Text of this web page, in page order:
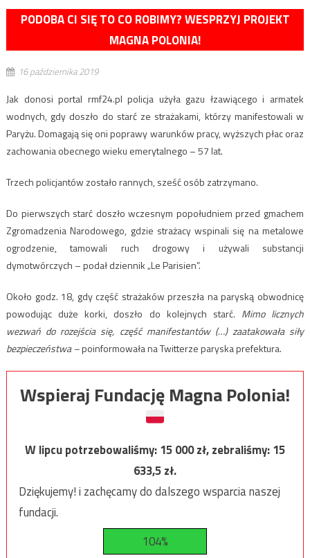
PODOBA CI SIĘ TO CO ROBIMY? WESPRZYJ PROJEKT
MAGNA POLONIA!
16 października 2019
Jak donosi portal rmf24.pl policja użyła gazu łzawiącego i armatek
wodnych, gdy doszło do starć ze strażakami, którzy manifestowali w
Paryżu. Domagają się oni poprawy warunków pracy, wyższych płac oraz
zachowania obecnego wieku emerytalnego – 57 lat.
Trzech policjantów zostało rannych, sześć osób zatrzymano.
Do pierwszych starć doszło wczesnym popołudniem przed gmachem
Zgromadzenia Narodowego, gdzie strażacy wspinali się na metalowe
ogrodzenie, tamowali ruch drogowy i używali substancji
dymotwórczych – podał dziennik „Le Parisien”.
Około godz. 18, gdy część strażaków przeszła na paryską obwodnicę
powodując duże korki, doszło do kolejnych starć. Mimo licznych
wezwań do rozejścia się, część manifestantów (…) zaatakowała siły
bezpieczeństwa –poinformowała na Twitterze paryska prefektura.
Wspieraj Fundację Magna Polonia!
W lipcu potrzebowaliśmy:15 000zł, zebraliśmy:15
633,5zł.
Dziękujemy! i zachęcamy do dalszego wsparcia naszej
fundacji.
104%